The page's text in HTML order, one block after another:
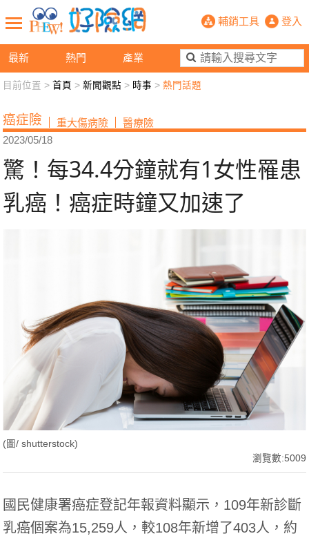
最新 熱門 產業
驚！每34.4分鐘就有1女性罹患乳
輔銷工具 登入
新聞觀點 業務交流 好險懂生活
退休先準備 好險學堂 輔銷工具 活動專區
目前位置 >首頁 >新聞觀點 > 時事 >熱門話題
癌症險 重大傷病險 醫療險
2023/05/18
驚！每34.4分鐘就有1女性罹患
乳癌！癌症時鐘又加速了
(圖/ shutterstock)
瀏覽數:5009
國民健康署癌症登記年報資料顯示，109年新診斷
乳癌個案為15,259人，較108年新增了403人，約